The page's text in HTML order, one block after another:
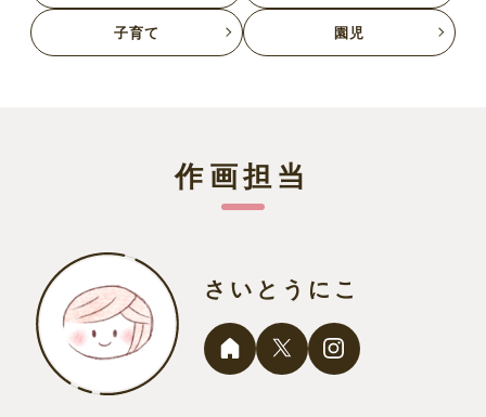
子育て 園児
作画担当
さいとうにこ